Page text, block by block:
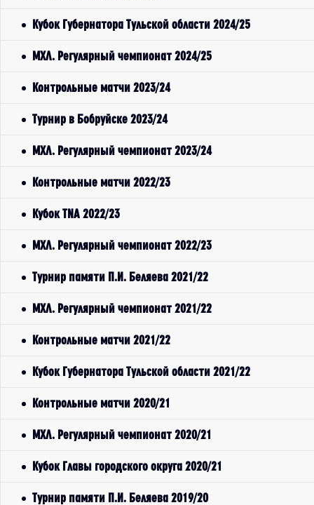
Кубок Губернатора Тульской области 2024/25
МХЛ. Регулярный чемпионат 2024/25
Контрольные матчи 2023/24
Турнир в Бобруйске 2023/24
МХЛ. Регулярный чемпионат 2023/24
Контрольные матчи 2022/23
Кубок TNA 2022/23
МХЛ. Регулярный чемпионат 2022/23
Турнир памяти П.И. Беляева 2021/22
МХЛ. Регулярный чемпионат 2021/22
Контрольные матчи 2021/22
Кубок Губернатора Тульской области 2021/22
Контрольные матчи 2020/21
МХЛ. Регулярный чемпионат 2020/21
Кубок Главы городского округа 2020/21
Турнир памяти П.И. Беляева 2019/20